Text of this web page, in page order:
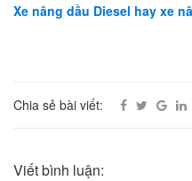
Xe nâng dầu Diesel hay xe
Chia sẻ bài viết:
Viết bình luận: